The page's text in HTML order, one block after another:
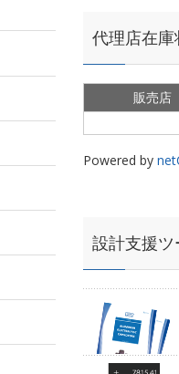
代理店在庫
販売店
Powered by
設計支援ツ